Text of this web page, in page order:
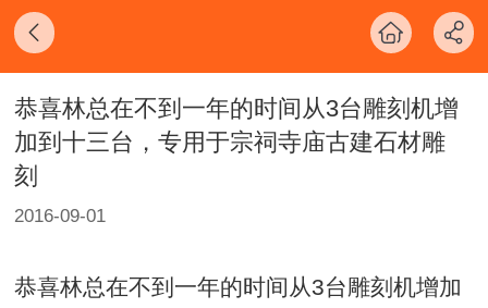
恭喜林总在不到一年的时间从3台雕刻机增
加到十三台，专用于宗祠寺庙古建石材雕
刻
2016-09-01
恭喜林总在不到一年的时间从3台雕刻机增加